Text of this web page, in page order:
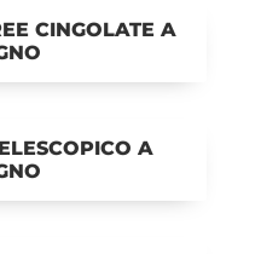
CINGOLATE A
A